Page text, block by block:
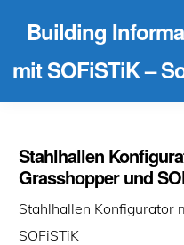
Building
mit SOFiSTiK –
Stahlhallen
Grasshopper und
Stahlhallen Konfigurator
SOFiSTiK